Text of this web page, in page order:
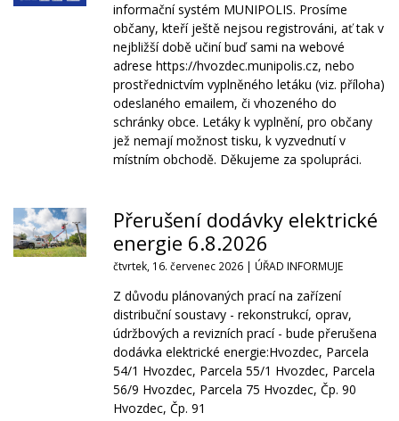
informační systém MUNIPOLIS. Prosíme
občany, kteří ještě nejsou registrováni, ať tak v
nejbližší době učiní buď sami na webové
adrese https://hvozdec.munipolis.cz, nebo
prostřednictvím vyplněného letáku (viz. příloha)
odeslaného emailem, či vhozeného do
schránky obce. Letáky k vyplnění, pro občany
jež nemají možnost tisku, k vyzvednutí v
místním obchodě. Děkujeme za spolupráci.
Přerušení dodávky elektrické
energie 6.8.2026
čtvrtek, 16. červenec 2026 | ÚŘAD INFORMUJE
Z důvodu plánovaných prací na zařízení
distribuční soustavy - rekonstrukcí, oprav,
údržbových a revizních prací - bude přerušena
dodávka elektrické energie:Hvozdec, Parcela
54/1 Hvozdec, Parcela 55/1 Hvozdec, Parcela
56/9 Hvozdec, Parcela 75 Hvozdec, Čp. 90
Hvozdec, Čp. 91